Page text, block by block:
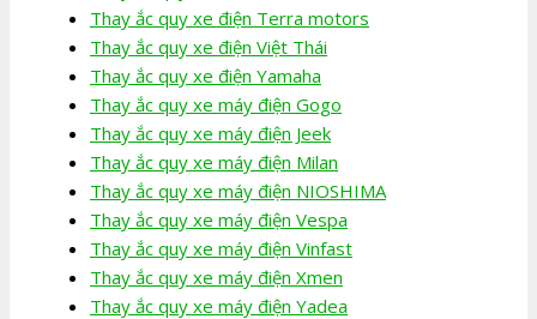
Thay ắc quy xe điện Terra motors
Thay ắc quy xe điện Việt Thái
Thay ắc quy xe điện Yamaha
Thay ắc quy xe máy điện Gogo
Thay ắc quy xe máy điện Jeek
Thay ắc quy xe máy điện Milan
Thay ắc quy xe máy điện NIOSHIMA
Thay ắc quy xe máy điện Vespa
Thay ắc quy xe máy điện Vinfast
Thay ắc quy xe máy điện Xmen
Thay ắc quy xe máy điện Yadea